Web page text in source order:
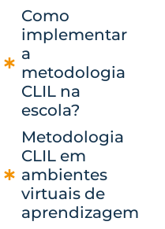
Como
implementar
a
metodologia
CLIL na
escola?
Metodologia
CLIL em
ambientes
virtuais de
aprendizagem